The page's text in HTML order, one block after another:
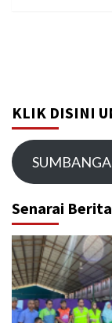
KLIK DISINI
Senarai